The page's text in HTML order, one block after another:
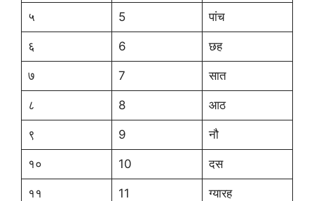
५ 5 पांच
६ 6 छह
७ 7 सात
८ 8 आठ
९ 9 नौ
१० 10 दस
११ 11 ग्यारह